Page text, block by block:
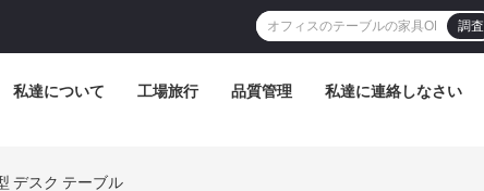
調査
私達について 工場旅行 品質管理 私達に連絡しなさい
デスク テーブル